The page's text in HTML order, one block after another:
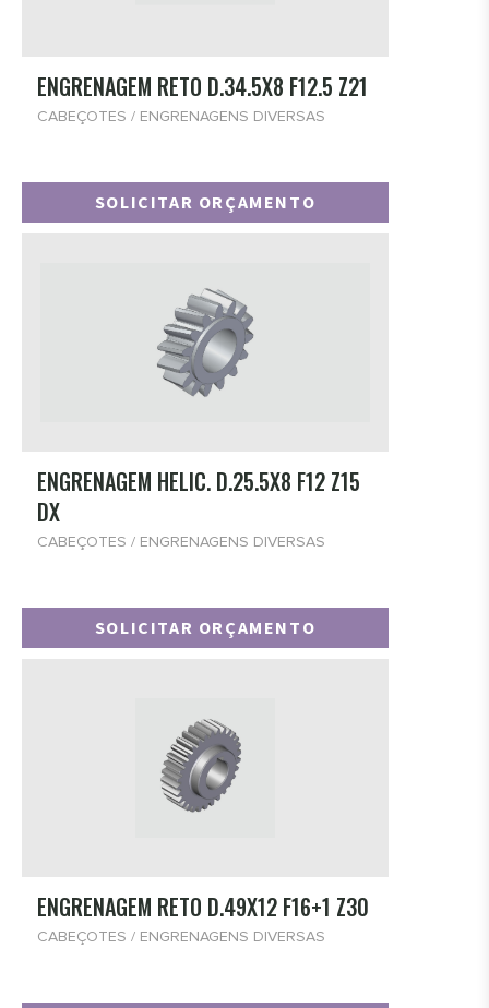
ENGRENAGEM RETO D.34.5X8 F12.5 Z21
CABEÇOTES / ENGRENAGENS DIVERSAS
SOLICITAR ORÇAMENTO
ENGRENAGEM HELIC. D.25.5X8 F12 Z15
DX
CABEÇOTES / ENGRENAGENS DIVERSAS
SOLICITAR ORÇAMENTO
ENGRENAGEM RETO D.49X12 F16+1 Z30
CABEÇOTES / ENGRENAGENS DIVERSAS